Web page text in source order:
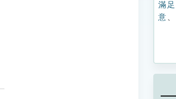
滿足
意